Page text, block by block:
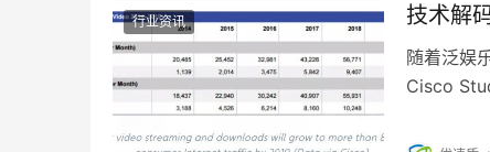
行业资讯 技术解
随着泛娱
Cisco